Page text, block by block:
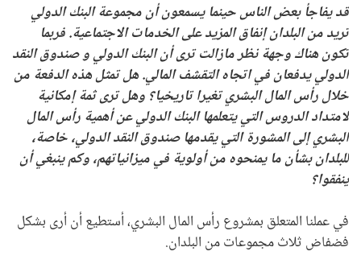
قد يفاجأ بعض الناس حينما يسمعون أن مجموعة البنك الدولي
تريد من البلدان إنفاق المزيد على الخدمات الاجتماعية. فربما
تكون هناك وجهة نظر مازالت ترى أن البنك الدولي وصندوق النقد
الدولييدفعان في اتجاه التقشف المالي. هل تمثل هذه الدفعة من
خلال رأس المال البشري تغيرا تاريخيا؟ وهل ترى ثمة إمكانية
لامتداد الدروس التي يتعلمها البنك الدولي عن أهمية رأس المال
البشري إلى المشورة التي يقدمها صندوق النقد الدولي، خاصة،
للبلدان بشأن ما يمنحوه من أولوية في ميزانياتهم، وكم ينبغي أن
ينفقوا؟
في عملنا المتعلق بمشروع رأس المال البشري، أستطيع أن أرى بشكل
فضفاض ثلاث مجموعات من البلدان.